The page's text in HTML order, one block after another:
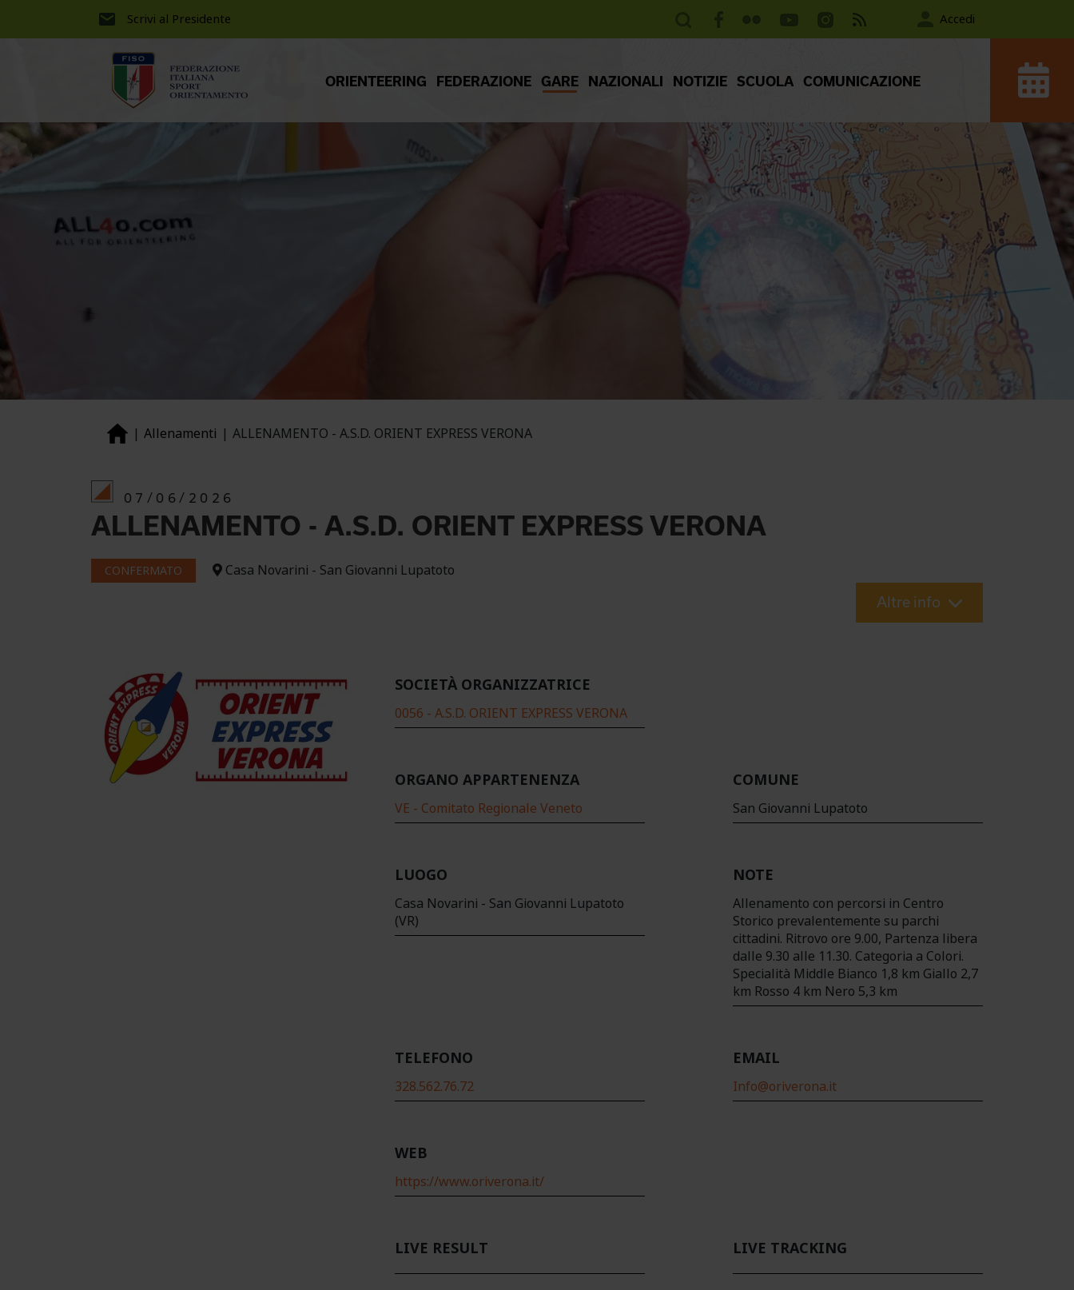
Scrivi al Presidente Accedi
ORIENTEERING FEDERAZIONE GARE NAZIONALI NOTIZIE SCUOLA COMUNICAZIONE
Allenamenti ALLENAMENTO - A.S.D. ORIENT EXPRESS VERONA
07/06/2026
ALLENAMENTO - A.S.D. ORIENT EXPRESS VERONA
CONFERMATO Casa Novarini - San Giovanni Lupatoto
Altre info
SOCIETÀ ORGANIZZATRICE
0056 - A.S.D. ORIENT EXPRESS VERONA
ORGANO APPARTENENZA
VE - Comitato Regionale Veneto
COMUNE
San Giovanni Lupatoto
LUOGO
Casa Novarini - San Giovanni Lupatoto
(VR)
NOTE
Allenamento con percorsi in Centro
Storico prevalentemente su parchi
cittadini. Ritrovo ore 9.00, Partenza libera
dalle 9.30 alle 11.30. Categoria a Colori.
Specialità Middle Bianco 1,8 km Giallo 2,7
km Rosso 4 km Nero 5,3 km
TELEFONO
328.562.76.72
EMAIL
Info@oriverona.it
WEB
https://www.oriverona.it/
LIVE RESULT LIVE TRACKING